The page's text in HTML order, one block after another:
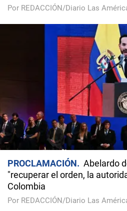
Por REDACCIÓN/Diario Las
PROCLAMACIÓN
Abelardo
"recuperar el orden, la
Colombia
Por REDACCIÓN/Diario Las